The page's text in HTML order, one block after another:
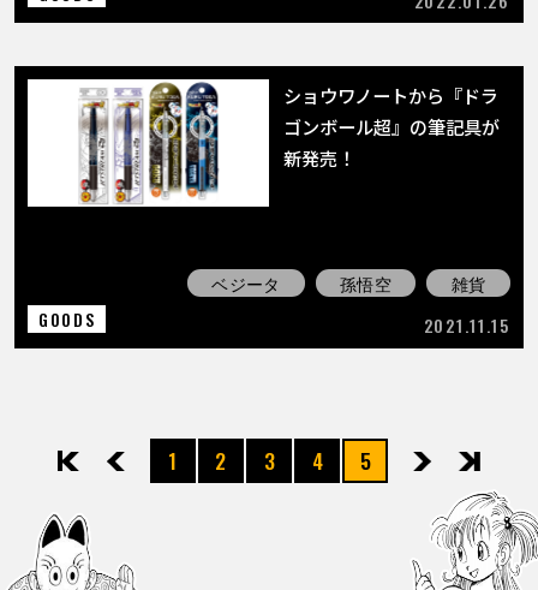
ショウワノートから『ドラ
ゴンボール超』の筆記具が
新発売！
ベジータ 孫悟空
雑貨
GOODS
2021.11.15
先頭 前へ1 2 3 4 5 次へ最後